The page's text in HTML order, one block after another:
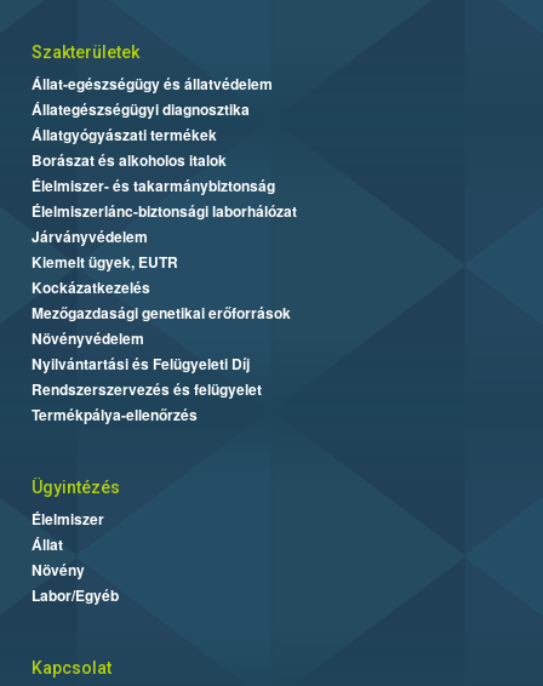
Szakterületek
Állat-egészségügy és állatvédelem
Állategészségügyi diagnosztika
Állatgyógyászati termékek
Borászat és alkoholos italok
Élelmiszer- és takarmánybiztonság
Élelmiszerlánc-biztonsági laborhálózat
Járványvédelem
Kiemelt ügyek, EUTR
Kockázatkezelés
Mezőgazdasági genetikai erőforrások
Növényvédelem
Nyilvántartási és Felügyeleti Díj
Rendszerszervezés és felügyelet
Termékpálya-ellenőrzés
Ügyintézés
Élelmiszer
Állat
Növény
Labor/Egyéb
Kapcsolat